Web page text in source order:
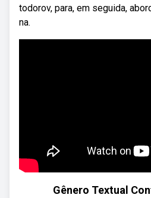
todorov, para, em seguida,
na.
Gênero Textual